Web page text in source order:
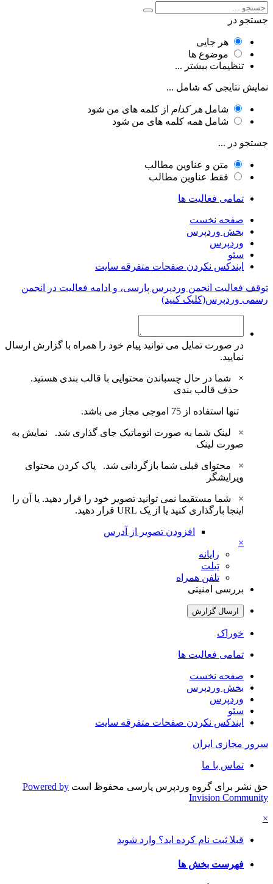
جستجو در
هر جایی
موضوع ها
تنظیمات بیشتر ...
نمایش نتایجی که شامل ...
شامل هر کدام از کلمه های من شود
شامل همه کلمه های من شود
جستجو در ...
متن و عناوین مطالب
فقط عناوین مطالب
تمامی فعالیت ها
صفحه نخست
بخش وردپرس
وردپرس
سئو
ایندکس نکردن صفحات متفرقه سایت
توقف فعالیت انجمن وردپرس پارسی، و ادامه فعالیت در انجمن
رسمی وردپرس(کلیک کنید)
در صورت تمایل می توانید پیام خود را همراه با گزارش ارسال
نمایید.
×
شما در حال چسباندن محتوایی با قالب بندی هستید.
حذف قالب بندی
تنها استفاده از 75 اموجی مجاز می باشد.
× لینک شما به صورت اتوماتیک جای گذاری شد. نمایش به
صورت لینک
× محتوای قبلی شما بازگردانی شد. پاک کردن محتوای
ویرایشگر
×
شما مستقیما نمی توانید تصویر خود را قرار دهید. یا آن را
اینجا بارگذاری کنید یا از یک URL قرار دهید.
افزودن تصویر از آدرس
×
رایانه
تبلت
تلفن همراه
بررسی امنیتی
ارسال گزارش
خوراک
تمامی فعالیت ها
صفحه نخست
بخش وردپرس
وردپرس
سئو
ایندکس نکردن صفحات متفرقه سایت
سرور مجازی ایران
تماس با ما
حق نشر برای گروه وردپرس پارسی محفوظ است Powered by
Invision Community
×
قبلا ثبت نام کرده اید؟ وارد شوید
فهرست بخش ها